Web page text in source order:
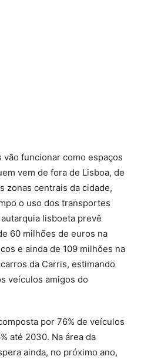
funcionar como espaços
vem de fora de Lisboa, de
zonas centrais da cidade,
o uso dos transportes
lisboeta prevê
60 milhões de euros na
e ainda de 109 milhões na
da Carris, estimando
veículos amigos do
por 76% de veículos
até 2030. Na área da
ainda, no próximo ano,